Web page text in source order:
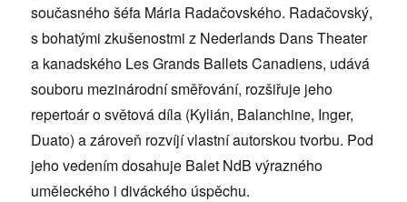
současného šéfa Mária Radačovského. Radačovský,
s bohatými zkušenostmi z Nederlands Dans Theater
a kanadského Les Grands Ballets Canadiens, udává
souboru mezinárodní směřování, rozšiřuje jeho
repertoár o světová díla (Kylián, Balanchine, Inger,
Duato) a zároveň rozvíjí vlastní autorskou tvorbu. Pod
jeho vedením dosahuje Balet NdB výrazného
uměleckého i diváckého úspěchu.